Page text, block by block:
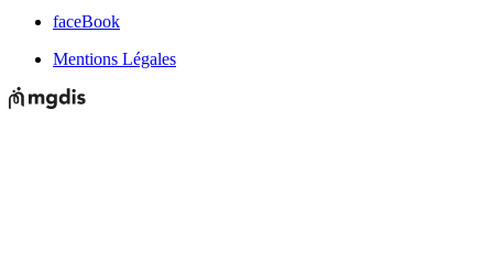
faceBook
Mentions Légales